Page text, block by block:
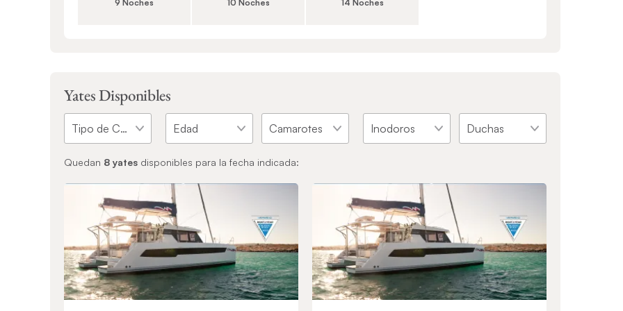
9 Noches 10 Noches 14 Noches
Yates Disponibles
Quedan 8 yates disponibles para la fecha indicada: